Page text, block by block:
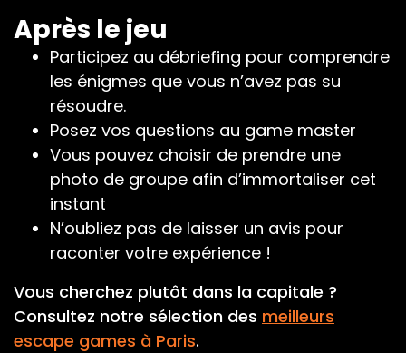
Après le jeu
Participez au débriefing pour comprendre
les énigmes que vous n’avez pas su
résoudre.
Posez vos questions au game master
Vous pouvez choisir de prendre une
photo de groupe afin d’immortaliser cet
instant
N’oubliez pas de laisser un avis pour
raconter votre expérience !
Vous cherchez plutôt dans la capitale ?
Consultez notre sélection des meilleurs
escape games à Paris.